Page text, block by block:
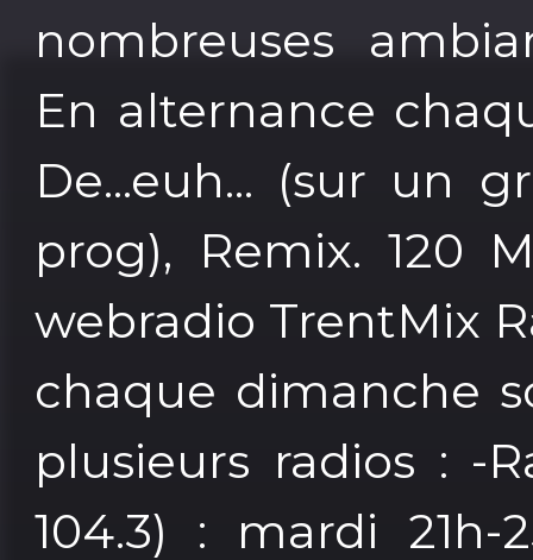
nombreuses
En alternance
De...euh... (sur un
prog), Remix. 120
webradio TrentMix
chaque dimanche
plusieurs radios : -
104.3) : mardi